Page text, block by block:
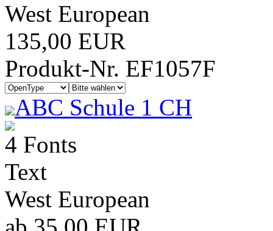
West European
135,00 EUR
Produkt-Nr. EF1057F
ABC Schule 1 CH
4 Fonts
Text
West European